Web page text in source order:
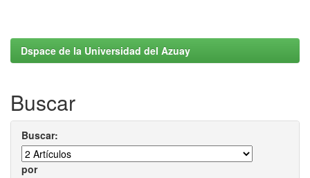
Dspace de la Universidad del Azuay
Buscar
Buscar:
por